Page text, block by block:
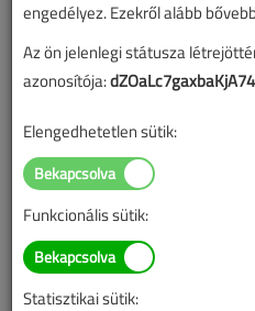
Lapszám:
engedélyez. Ezekről alább
Az ön jelenlegi státusza
azonosítója:
Elengedhetetlen sütik:
Funkcionális sütik:
Statisztikai sütik: